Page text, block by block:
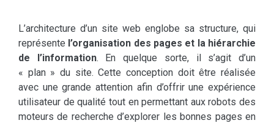
L’architecture d’un site web englobe sa structure, qui
représente l’organisation des pages et la hiérarchie
de l’information. En quelque sorte, il s’agit d’un
« plan » du site. Cette conception doit être réalisée
avec une grande attention afin d’offrir une expérience
utilisateur de qualité tout en permettant aux robots des
moteurs de recherche d’explorer les bonnes pages en